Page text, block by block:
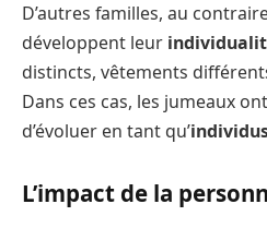
D’autres familles, au
développent leur
distincts, vêtements
Dans ces cas, les jumeaux
d’évoluer en tant qu’
L’impact de la